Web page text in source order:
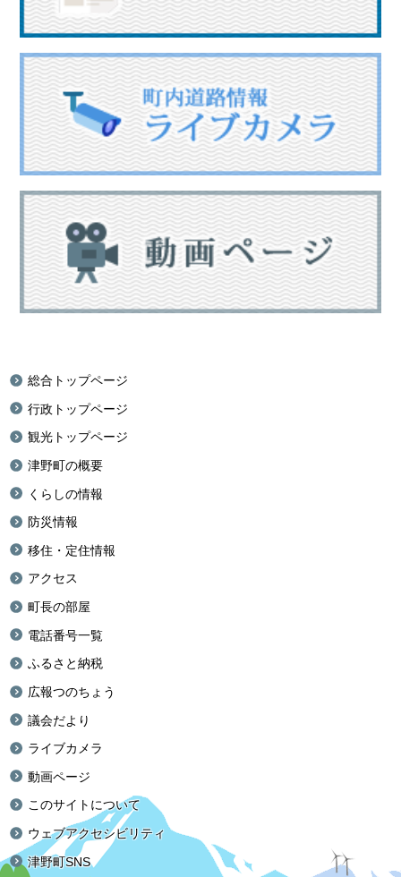
総合トップページ
行政トップページ
観光トップページ
津野町の概要
くらしの情報
防災情報
移住・定住情報
アクセス
町長の部屋
電話番号一覧
ふるさと納税
広報つのちょう
議会だより
ライブカメラ
動画ページ
このサイトについて
ウェブアクセシビリティ
津野町SNS